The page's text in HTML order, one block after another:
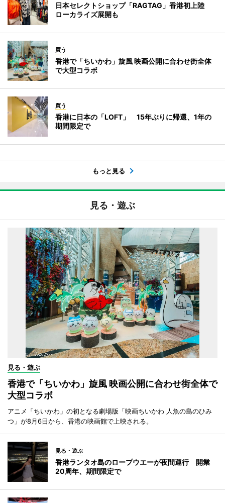
日本セレクトショップ「RAGTAG」香港初上陸
ローカライズ展開も
買う
香港で「ちいかわ」旋風 映画公開に合わせ街全体
で大型コラボ
買う
香港に日本の「LOFT」 15年ぶりに帰還、1年の
期間限定で
もっと見る
見る・遊ぶ
見る・遊ぶ
香港で「ちいかわ」旋風 映画公開に合わせ街全体で
大型コラボ
アニメ「ちいかわ」の初となる劇場版「映画ちいかわ 人魚の島のひみ
つ」が8月6日から、香港の映画館で上映される。
見る・遊ぶ
香港ランタオ島のロープウエーが夜間運行 開業
20周年、期間限定で